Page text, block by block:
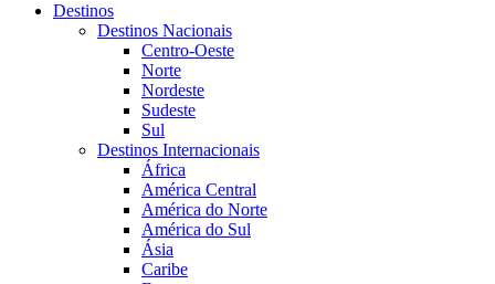
Destinos
Destinos Nacionais
Centro-Oeste
Norte
Nordeste
Sudeste
Sul
Destinos Internacionais
África
América Central
América do Norte
América do Sul
Ásia
Caribe